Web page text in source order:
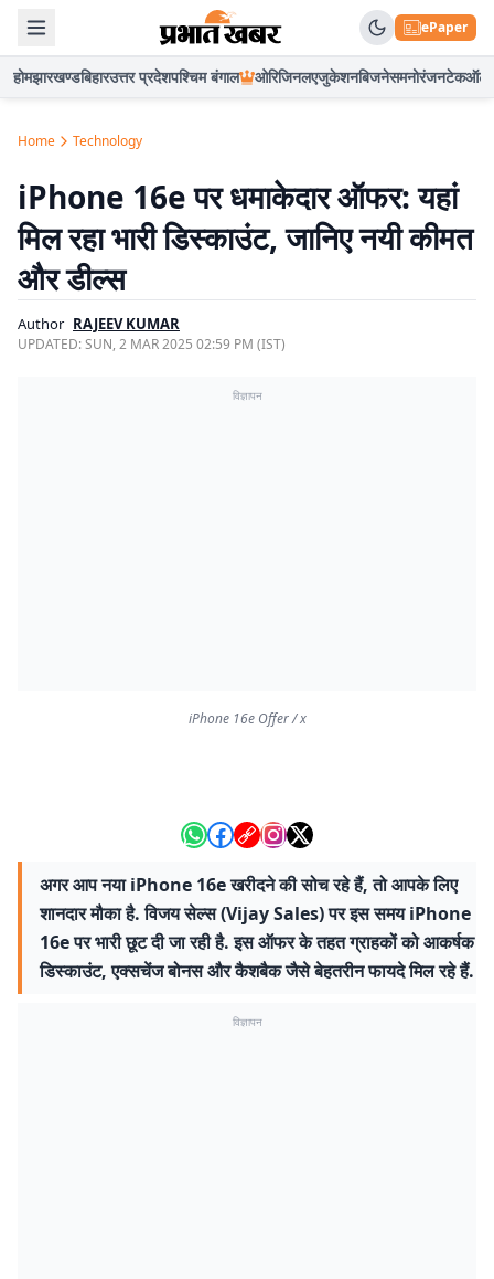
ePaper
होमझारखण्डबिहारउत्तर प्रदेशपश्चिम बंगाल ओरिजिनलएजुकेशनबिजनेसमनोरंजनटेकऑटो
Home Technology
iPhone 16e पर धमाकेदार ऑफर: यहां
मिल रहा भारी डिस्काउंट, जानिए नयी कीमत
और डील्स
Author RAJEEV KUMAR
UPDATED:SUN, 2 MAR 2025 02:59 PM (IST)
विज्ञापन
iPhone 16e Offer / x
अगर आप नया iPhone 16e खरीदने की सोच रहे हैं, तो आपके लिए
शानदार मौका है. विजय सेल्स (Vijay Sales) पर इस समय iPhone
16e पर भारी छूट दी जा रही है. इस ऑफर के तहत ग्राहकों को आकर्षक
डिस्काउंट, एक्सचेंज बोनस और कैशबैक जैसे बेहतरीन फायदे मिल रहे हैं.
विज्ञापन